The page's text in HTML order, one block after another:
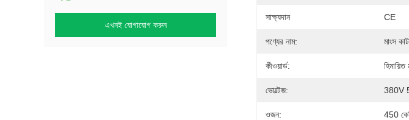
এখনই যোগাযোগ করুন
সাক্ষ্যদান CE
পণ্যের নাম: মাংস
কীওয়ার্ড: হিমায়িত
ভোল্টেজ: 380V
ওজন: 450